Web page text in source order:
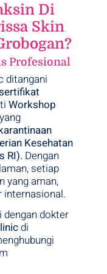
Di
Skin
Profesional
ditangani
Workshop
yang
Kesehatan
RI). Dengan
setiap
yang aman,
internasional.
dengan dokter
di